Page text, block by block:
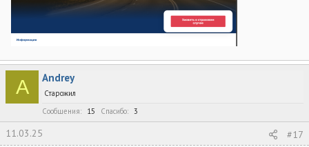
A Andrey
Старожил
Сообщения
15 Спасибо 3
11.03.25 #17